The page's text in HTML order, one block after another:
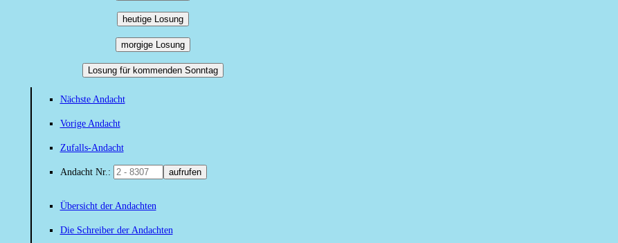
heutige Losung
morgige Losung
Losung für kommenden Sonntag
Nächste Andacht
Vorige Andacht
Zufalls-Andacht
Andacht Nr.: aufrufen
Übersicht der Andachten
Die Schreiber der Andachten